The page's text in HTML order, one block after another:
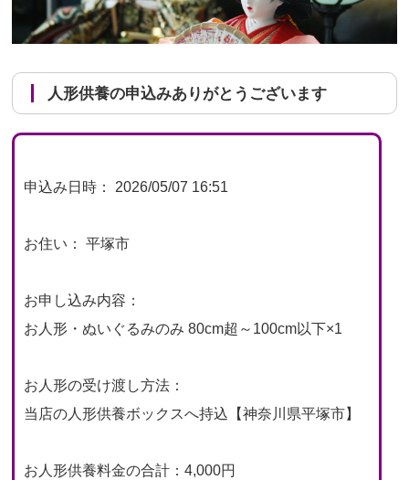
人形供養の申込みありがとうございます
申込み日時： 2026/05/07 16:51
お住い： 平塚市
お申し込み内容：
お人形・ぬいぐるみのみ 80cm超～100cm以下×1
お人形の受け渡し方法：
当店の人形供養ボックスへ持込【神奈川県平塚市】
お人形供養料金の合計：4,000円